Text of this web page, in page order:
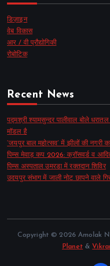
डिज़ाइन
वेब विकास
आर / वी प्रौद्योगिकी
रोबोटिक
Recent News
पद्मश्री श्यामसुन्दर पालीवाल बोले धरातल
मॉडल है
‘जयपुर बाल महोत्सव’ में झीलों की नगरी
पिम्स मेवाड़ कप 2026: क्रॉसवर्ड व
पिम्स अस्पताल उमरडा में रक्तदान शिविर
उदयपुर संभाग में जाली नोट छापने वाले
Copyright © 2026 Amolak
Planet &